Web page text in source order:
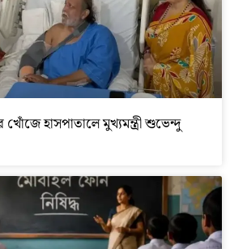
খোঁজে হাসপাতালে মুখ্যমন্ত্রী শুভেন্দু